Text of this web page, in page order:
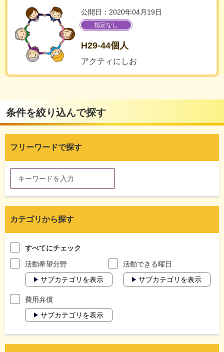
公開日：2020年04月19日
指定なし
H29-44個人
アクティにしお
条件を絞り込んで探す
フリーワードで探す
カテゴリから探す
すべてにチェック
活動希望分野
サブカテゴリを表示
活動できる曜日
サブカテゴリを表示
費用弁償
サブカテゴリを表示